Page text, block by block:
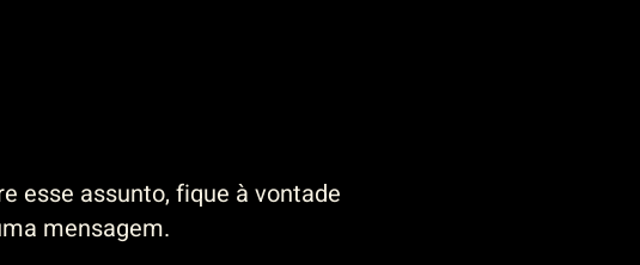
esse assunto, fique à vontade
mensagem.